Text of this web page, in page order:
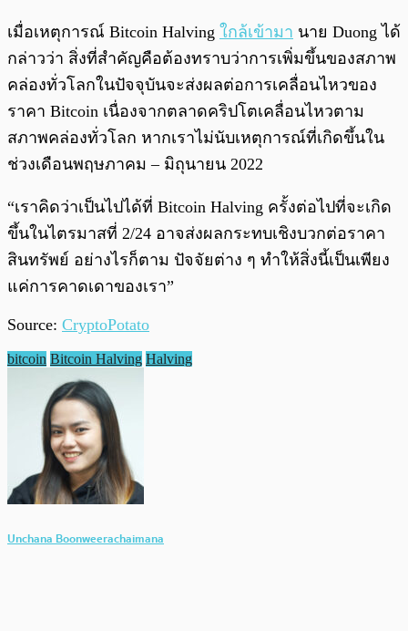
เมื่อเหตุการณ์ Bitcoin Halving ใกล้เข้ามา นาย Duong ได้
กล่าวว่า สิ่งที่สำคัญคือต้องทราบว่าการเพิ่มขึ้นของสภาพ
คล่องทั่วโลกในปัจจุบันจะส่งผลต่อการเคลื่อนไหวของ
ราคา Bitcoin เนื่องจากตลาดคริปโตเคลื่อนไหวตาม
สภาพคล่องทั่วโลก หากเราไม่นับเหตุการณ์ที่เกิดขึ้นใน
ช่วงเดือนพฤษภาคม – มิถุนายน 2022
“เราคิดว่าเป็นไปได้ที่ Bitcoin Halving ครั้งต่อไปที่จะเกิด
ขึ้นในไตรมาสที่ 2/24 อาจส่งผลกระทบเชิงบวกต่อราคา
สินทรัพย์ อย่างไรก็ตาม ปัจจัยต่าง ๆ ทำให้สิ่งนี้เป็นเพียง
แค่การคาดเดาของเรา”
Source: CryptoPotato
bitcoin Bitcoin Halving Halving
Unchana Boonweerachaimana